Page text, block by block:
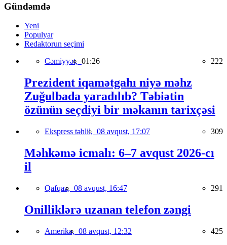
Gündəmdə
Yeni
Populyar
Redaktorun seçimi
Cəmiyyət, 01:26 222
Prezident iqamətgahı niyə məhz
Zuğulbada yaradılıb? Təbiətin
özünün seçdiyi bir məkanın tarixçəsi
Ekspress təhlil, 08 avqust, 17:07 309
Məhkəmə icmalı: 6–7 avqust 2026-cı
il
Qafqaz, 08 avqust, 16:47 291
Onilliklərə uzanan telefon zəngi
Amerika, 08 avqust, 12:32 425